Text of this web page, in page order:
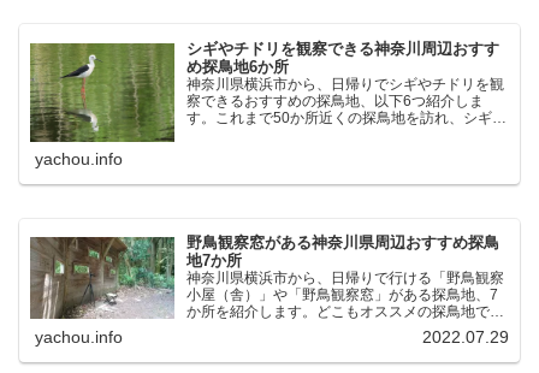
シギやチドリを観察できる神奈川周辺おすす
め探鳥地6か所
神奈川県横浜市から、日帰りでシギやチドリを観
察できるおすすめの探鳥地、以下6つ紹介しま
す。これまで50か所近くの探鳥地を訪れ、シギや
yachou.info
野鳥観察窓がある神奈川県周辺おすすめ探鳥
地7か所
神奈川県横浜市から、日帰りで行ける「野鳥観察
小屋（舎）」や「野鳥観察窓」がある探鳥地、7
か所を紹介します。どこもオススメの探鳥地で
す。実際に訪れてみると、野山にいる野鳥、海や
湖にいる野鳥それぞれ違う観察になりました。街
中にあり、電車で行ける...
yachou.info 2022.07.29